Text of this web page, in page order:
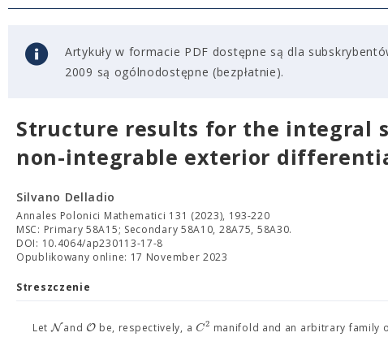
Artykuły w formacie PDF dostępne są dla
2009 są ogólnodostępne (bezpłatnie).
Structure results for the integral
non-integrable exterior
Silvano Delladio
Annales Polonici Mathematici 131 (2023), 193-220
MSC: Primary 58A15; Secondary 58A10, 28A75, 58A30.
DOI: 10.4064/ap230113-17-8
Opublikowany online: 17 November 2023
Streszczenie
LetNand O be, respectively, a C2 manifold and an arbitrary family